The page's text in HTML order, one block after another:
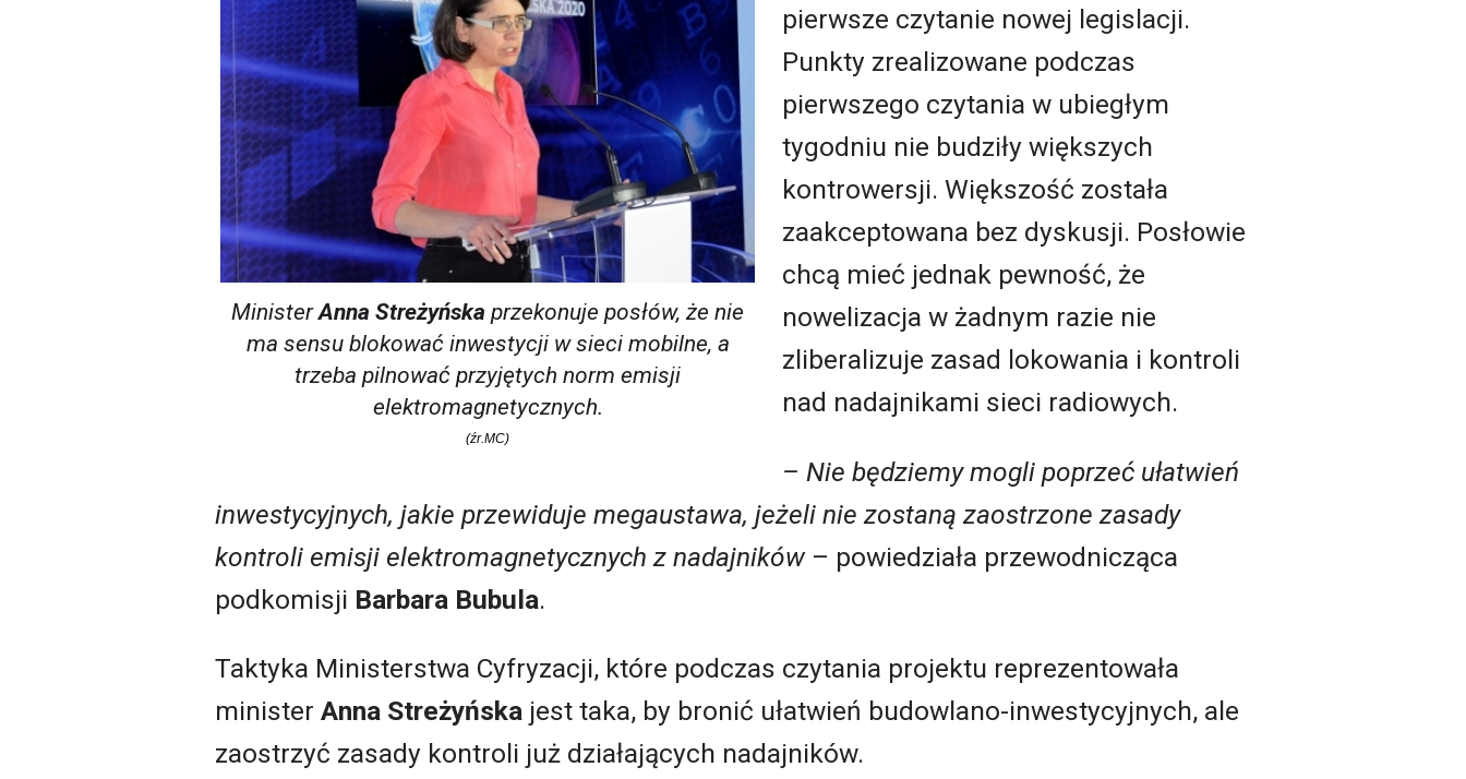
MinisterAnna Streżyńska przekonuje posłów, że nie
ma sensu blokować inwestycji w sieci mobilne, a
trzeba pilnować przyjętych norm emisji
elektromagnetycznych.
(źr.MC)
pierwsze czytanie nowej legislacji.
Punkty zrealizowane podczas
pierwszego czytania w ubiegłym
tygodniu nie budziły większych
kontrowersji. Większość została
zaakceptowana bez dyskusji. Posłowie
chcą mieć jednak pewność, że
nowelizacja w żadnym razie nie
zliberalizuje zasad lokowania i kontroli
nad nadajnikami sieci radiowych.
– Nie będziemy mogli poprzeć ułatwień
inwestycyjnych, jakie przewiduje megaustawa, jeżeli nie zostaną zaostrzone zasady
kontroli emisji elektromagnetycznych z nadajników– powiedziała przewodnicząca
podkomisji Barbara Bubula.
Taktyka Ministerstwa Cyfryzacji, które podczas czytania projektu reprezentowała
minister Anna Streżyńska jest taka, by bronić ułatwień budowlano-inwestycyjnych, ale
zaostrzyć zasady kontroli już działających nadajników.